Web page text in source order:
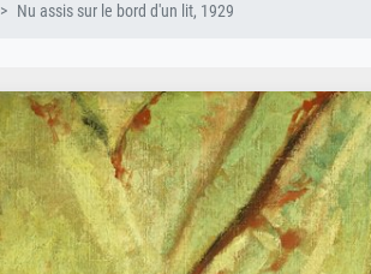
Nu assis sur le bord d'un lit, 1929